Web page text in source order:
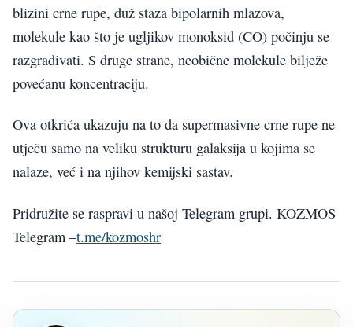
blizini crne rupe, duž staza bipolarnih mlazova,
molekule kao što je ugljikov monoksid (CO) počinju se
razgrađivati. S druge strane, neobične molekule bilježe
povećanu koncentraciju.
Ova otkrića ukazuju na to da supermasivne crne rupe ne
utječu samo na veliku strukturu galaksija u kojima se
nalaze, već i na njihov kemijski sastav.
Pridružite se raspravi u našoj Telegram grupi. KOZMOS
Telegram –t.me/kozmoshr